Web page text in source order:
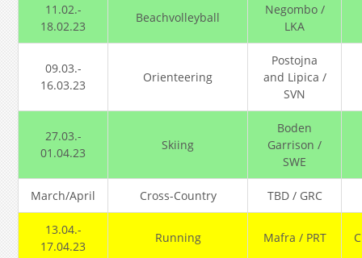
11.02.-
18.02.23
Beachvolleyball
Negombo /
LKA
09.03.-
16.03.23
Orienteering
Postojna
and Lipica /
SVN
27.03.-
01.04.23
Skiing
Boden
Garrison /
SWE
March/April Cross-Country TBD / GRC
13.04.-
17.04.23
Running Mafra / PRT